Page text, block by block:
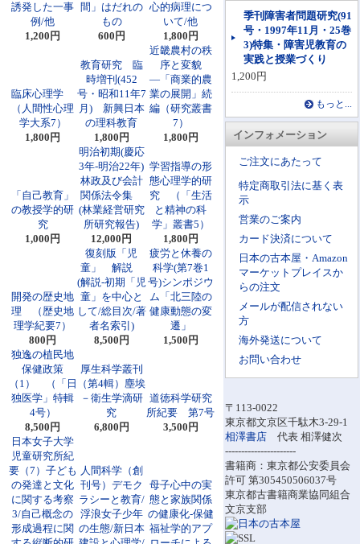
季刊障害者問題研究(91
号・1997年11月・25巻
3)特集・障害児教育の
実践と授業づくり
1,200円
もっと...
インフォメーション
ご注文にあたって
特定商取引法に基く表
示
営業のご案内
カード決済について
日本の古本屋・Amazon
マーケットプレイスか
らの注文
メールが配信されない
方
海外発送について
お問い合わせ
〒113-0022
東京都文京区千駄木3-29-1
相澤書店 代表 相澤健次
----------------------
書籍商：東京都公安委員会
許可 第305450506037号
東京都古書籍商業協同組合
文京支部
誘発した一事
例/他
1,200円
間」はだれの
もの
600円
心的病理につ
いて/他
1,800円
臨床心理学
（人間性心理
学大系7）
1,800円
教育研究 臨
時増刊(452
号・昭和11年7
月) 新興日本
の理科教育
1,800円
近畿農村の秩
序と変貌
―「商業的農
業の展開」続
編（研究叢書
7）
1,800円
「自己教育」
の教授学的研
究
1,000円
明治初期(慶応
3年-明治22年)
林政及び会計
関係法令集
(林業経営研究
所研究報告)
12,000円
学習指導の形
態心理学的研
究 （「生活
と精神の科
学」叢書5）
1,800円
開発の歴史地
理 （歴史地
理学紀要7）
800円
復刻版「児
童」 解説
(解説-初期「児
童」を中心と
して/総目次/著
者名索引)
8,500円
疲労と休養の
科学(第7巻1
号)シンポジウ
ム「北三陸の
健康動態の変
遷」
1,500円
独逸の植民地
保健政策
（1） （「日
独医学」特輯
4号）
8,500円
厚生科学叢刊
（第4輯）塵埃
－衛生学滴研
究
6,800円
道徳科学研究
所紀要 第7号
3,500円
日本女子大学
児童研究所紀
要（7）子ども
の発達と文化
に関する考察
3/自己概念の
形成過程に関
人間科学（創
刊号）デモク
ラシーと教育/
浮浪女子少年
の生態/新日本
母子心中の実
態と家族関係
の健康化-保健
福祉学的アプ